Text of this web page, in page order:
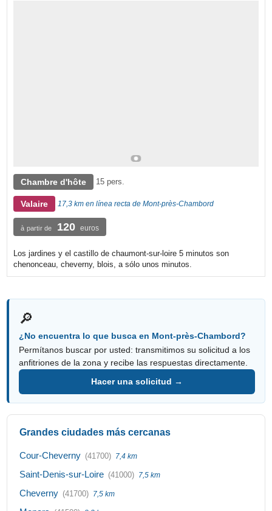
Chambre d'hôte 15 pers.
Valaire 17,3 km en línea recta de Mont-près-Chambord
à partir de 120 euros
Los jardines y el castillo de chaumont-sur-loire 5 minutos son
chenonceau, cheverny, blois, a sólo unos minutos.
🔎
¿No encuentra lo que busca en Mont-près-Chambord?
Permítanos buscar por usted: transmitimos su solicitud a los
anfitriones de la zona y recibe las respuestas directamente.
Hacer una solicitud →
Grandes ciudades más cercanas
Cour-Cheverny (41700) 7,4 km
Saint-Denis-sur-Loire (41000) 7,5 km
Cheverny (41700) 7,5 km